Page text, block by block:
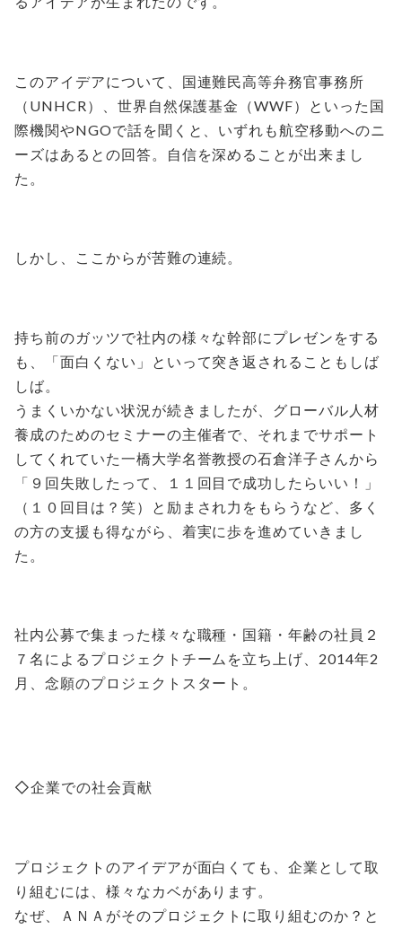
このアイデアについて、国連難民高等弁務官事務所
（UNHCR）、世界自然保護基金（WWF）といった国
際機関やNGOで話を聞くと、いずれも航空移動へのニ
ーズはあるとの回答。自信を深めることが出来まし
た。
しかし、ここからが苦難の連続。
持ち前のガッツで社内の様々な幹部にプレゼンをする
も、「面白くない」といって突き返されることもしば
しば。
うまくいかない状況が続きましたが、グローバル人材
養成のためのセミナーの主催者で、それまでサポート
してくれていた一橋大学名誉教授の石倉洋子さんから
「９回失敗したって、１１回目で成功したらいい！」
（１０回目は？笑）と励まされ力をもらうなど、多く
の方の支援も得ながら、着実に歩を進めていきまし
た。
社内公募で集まった様々な職種・国籍・年齢の社員２
７名によるプロジェクトチームを立ち上げ、2014年2
月、念願のプロジェクトスタート。
◇企業での社会貢献
プロジェクトのアイデアが面白くても、企業として取
り組むには、様々なカベがあります。
なぜ、ＡＮＡがそのプロジェクトに取り組むのか？と